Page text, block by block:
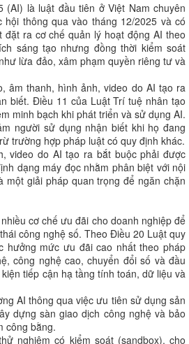
(AI) là luật đầu tiên ở Việt Nam chuyên
thông qua vào tháng 12/2025 và có
ra cơ chế quản lý hoạt động AI theo
sáng tạo nhưng đồng thời kiểm soát
lừa đảo, xâm phạm quyền riêng tư và
âm thanh, hình ảnh, video do AI tạo ra
biết. Điều 11 của Luật Trí tuệ nhân tạo
minh bạch khi phát triển và sử dụng AI.
người sử dụng nhận biết khi họ đang
trường hợp pháp luật có quy định khác.
video do AI tạo ra bắt buộc phải được
dạng máy đọc nhằm phân biệt với nội
một giải pháp quan trọng để ngăn chặn
cơ chế ưu đãi cho doanh nghiệp để
công nghệ số. Theo Điều 20 Luật quy
hưởng mức ưu đãi cao nhất theo pháp
công nghệ cao, chuyển đổi số và đầu
tiếp cận hạ tầng tính toán, dữ liệu và
AI thông qua việc ưu tiên sử dụng sản
dựng sàn giao dịch công nghệ và bảo
công bằng.
nghiệm có kiểm soát (sandbox), cho